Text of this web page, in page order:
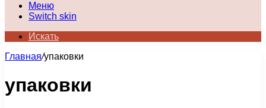
Меню
Switch skin
Искать
Главная/упаковки
упаковки